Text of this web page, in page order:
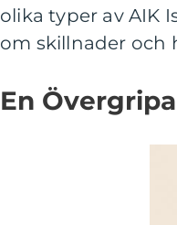
olika typer av AIK
om skillnader och
En